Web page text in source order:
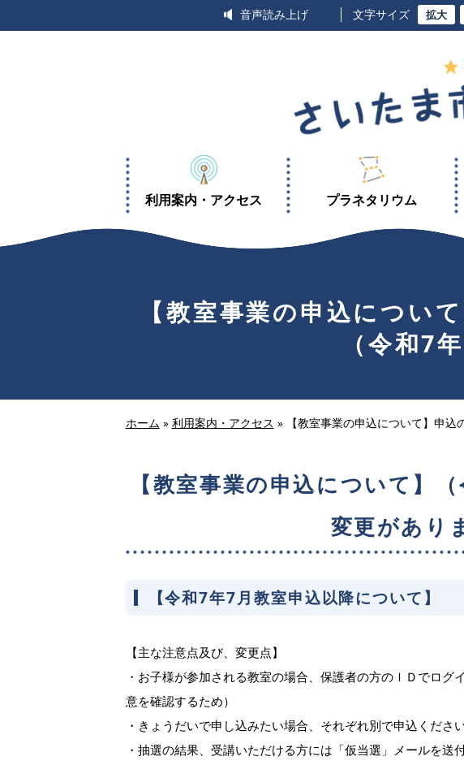
エンターキーで、ナビゲーションをスキップして本文へ移動します
音声読み上げ 文字サイズ 拡大
利用案内・アクセス プラネタリウム
【教室事業の申込につい
（令和7
ホーム » 利用案内・アクセス » 【教室事業の申込について】申
【教室事業の申込について】
変更があり
【令和7年7月教室申込以降について】
【主な注意点及び、変更点】
・お子様が参加される教室の場合、保護者の方のＩＤでロ
意を確認するため）
・きょうだいで申し込みたい場合、それぞれ別で申込くださ
・抽選の結果、受講いただける方には「仮当選」メールを